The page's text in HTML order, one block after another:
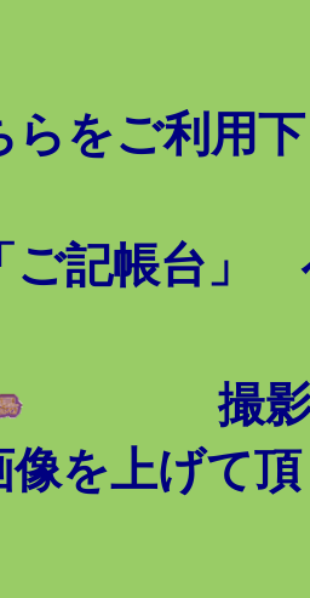
らをご利用
ご記帳台」
撮
像を上げて